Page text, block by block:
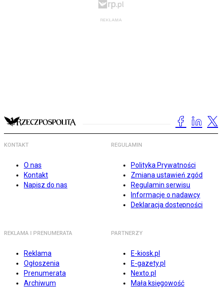
KONTAKT
O nas
Kontakt
Napisz do nas
REGULAMIN
Polityka Prywatności
Zmiana ustawień zgód
Regulamin serwisu
Informacje o nadawcy
Deklaracja dostępności
REKLAMA I PRENUMERATA
Reklama
Ogłoszenia
Prenumerata
Archiwum
PARTNERZY
E-kiosk.pl
E-gazety.pl
Nexto.pl
Mała księgowość